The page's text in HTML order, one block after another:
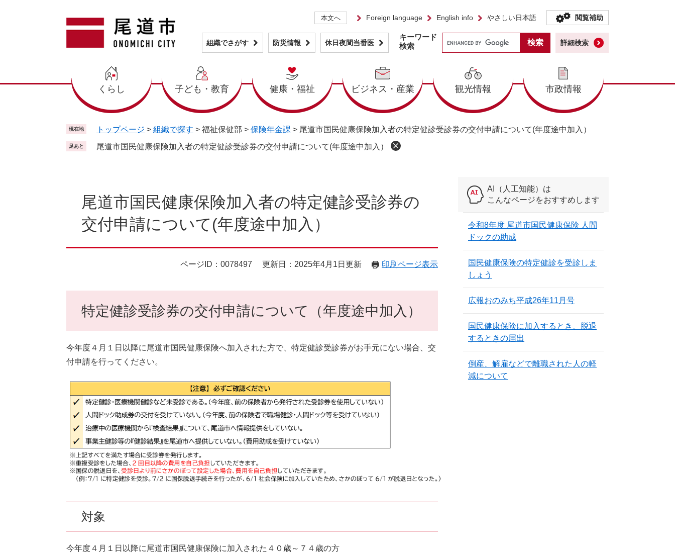
本文へ Foreign language English info やさしい日本語 閲覧補助
組織でさがす 防災情報 休日夜間当番医
くらし 子ども・教育 健康・福祉 ビジネス・産業 観光情報 市政情報
キーワード
検索
詳細検索
現在地 トップページ > 組織で探す > 福祉保健部 > 保険年金課 > 尾道市国民健康保険加入者の特定健診受診券の交付申請について(年度途中加入）
足あと 尾道市国民健康保険加入者の特定健診受診券の交付申請について(年度途中加入）
尾道市国民健康保険加入者の特定健診受診券の
交付申請について(年度途中加入）
ページID：0078497 更新日：2025年4月1日更新 印刷ページ表示
特定健診受診券の交付申請について（年度途中加入）
今年度４月１日以降に尾道市国民健康保険へ加入された方で、特定健診受診券がお手元にない場合、交
付申請を行ってください。
対象
今年度４月１日以降に尾道市国民健康保険に加入された４０歳～７４歳の方
AI（人工知能）は
こんなページをおすすめします
令和8年度 尾道市国民健康保険 人間
ドックの助成
国民健康保険の特定健診を受診しま
しょう
広報おのみち平成26年11月号
国民健康保険に加入するとき、脱退
するときの届出
倒産、解雇などで離職された人の軽
減について